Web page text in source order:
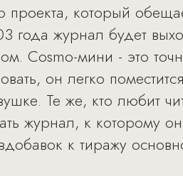
который
года журнал будет
Cosmo-мини - это
он легко
Те же, кто любит
журнал, к которому
к тиражу